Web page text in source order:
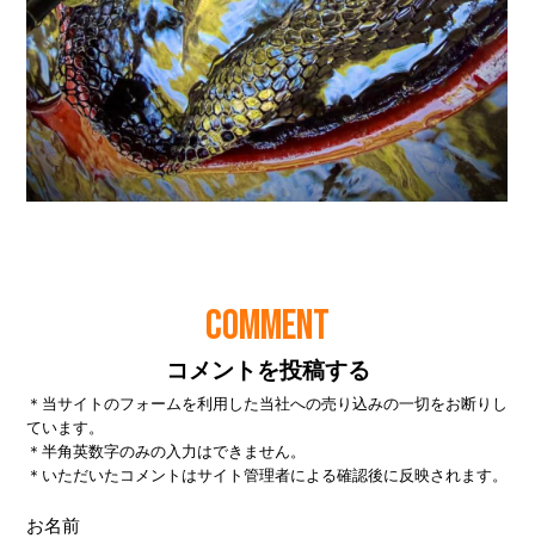
COMMENT
コメントを投稿する
＊当サイトのフォームを利用した当社への売り込みの一切をお断りし
ています。
＊半角英数字のみの入力はできません。
＊いただいたコメントはサイト管理者による確認後に反映されます。
お名前